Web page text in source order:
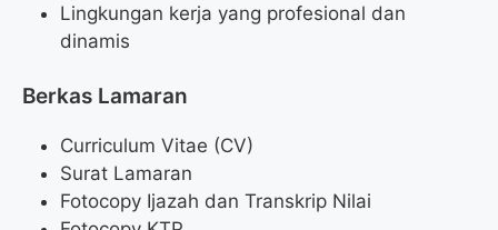
Lingkungan kerja yang profesional dan
dinamis
Berkas Lamaran
Curriculum Vitae (CV)
Surat Lamaran
Fotocopy Ijazah dan Transkrip Nilai